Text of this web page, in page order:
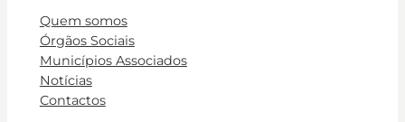
Quem somos
Órgãos Sociais
Municípios Associados
Notícias
Contactos